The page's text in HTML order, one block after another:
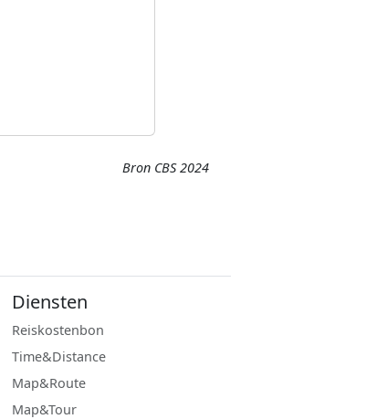
Bron CBS 2024
Diensten
Reiskostenbon
Time&Distance
Map&Route
Map&Tour